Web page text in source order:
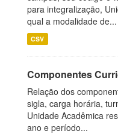
para integralização,
qual a modalidade de...
CSV
Componentes
Relação dos
sigla, carga horária,
Unidade Acadêmica
ano e período...